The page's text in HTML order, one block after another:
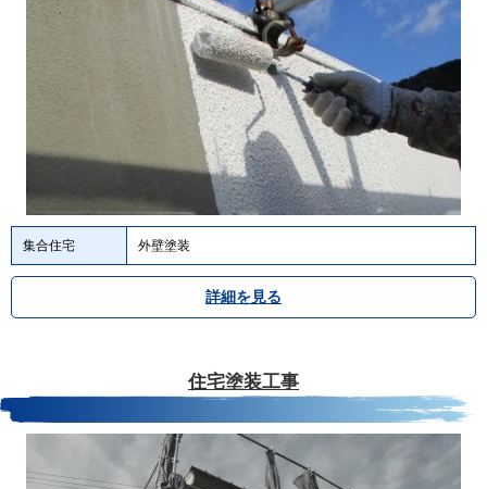
集合住宅 外壁塗装
詳細を見る
住宅塗装工事